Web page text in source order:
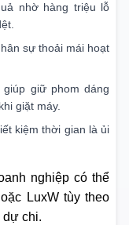
nhờ hàng triệu lỗ
sự thoải mái hoạt
giữ phom dáng
giặt máy.
kiệm thời gian là ủi
nghiệp có thể
LuxW tùy theo
dự chi.